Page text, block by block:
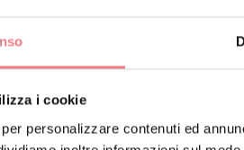
i cookie
personalizzare contenuti ed
www.hausgobbis.it
PRENOTA